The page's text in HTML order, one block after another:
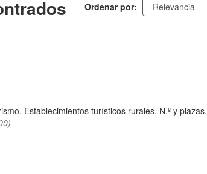
Ordenar por
Establecimientos turísticos rurales. N.º y plazas.